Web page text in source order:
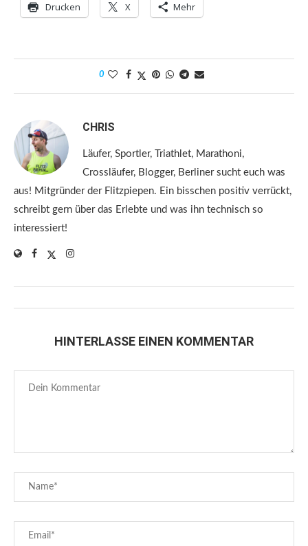
Drucken X Mehr
0
CHRIS
Läufer, Sportler, Triathlet, Marathoni,
Crossläufer, Blogger, Berliner sucht euch was
aus! Mitgründer der Flitzpiepen. Ein bisschen positiv verrückt,
schreibt gern über das Erlebte und was ihn technisch so
interessiert!
HINTERLASSE EINEN KOMMENTAR